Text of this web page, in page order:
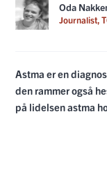
Oda
Journalist,
Astma er en
den rammer også
på lidelsen astma